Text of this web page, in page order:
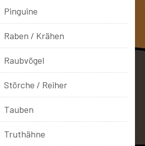
Pinguine
Raben / Krähen
Raubvögel
Störche / Reiher
Tauben
Truthähne